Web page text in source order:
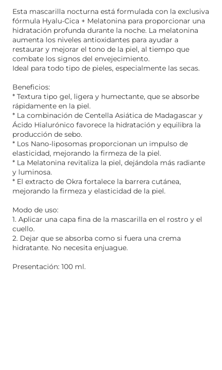
Esta mascarilla nocturna está formulada con la exclusiva
fórmula Hyalu-Cica + Melatonina para proporcionar una
hidratación profunda durante la noche. La melatonina
aumenta los niveles antioxidantes para ayudar a
restaurar y mejorar el tono de la piel, al tiempo que
combate los signos del envejecimiento.
Ideal para todo tipo de pieles, especialmente las secas.
Beneficios:
* Textura tipo gel, ligera y humectante, que se absorbe
rápidamente en la piel.
* La combinación de Centella Asiática de Madagascar y
Ácido Hialurónico favorece la hidratación y equilibra la
producción de sebo.
* Los Nano-liposomas proporcionan un impulso de
elasticidad, mejorando la firmeza de la piel.
* La Melatonina revitaliza la piel, dejándola más radiante
y luminosa.
* El extracto de Okra fortalece la barrera cutánea,
mejorando la firmeza y elasticidad de la piel.
Modo de uso:
1. Aplicar una capa fina de la mascarilla en el rostro y el
cuello.
2. Dejar que se absorba como si fuera una crema
hidratante. No necesita enjuague.
Presentación: 100 ml.